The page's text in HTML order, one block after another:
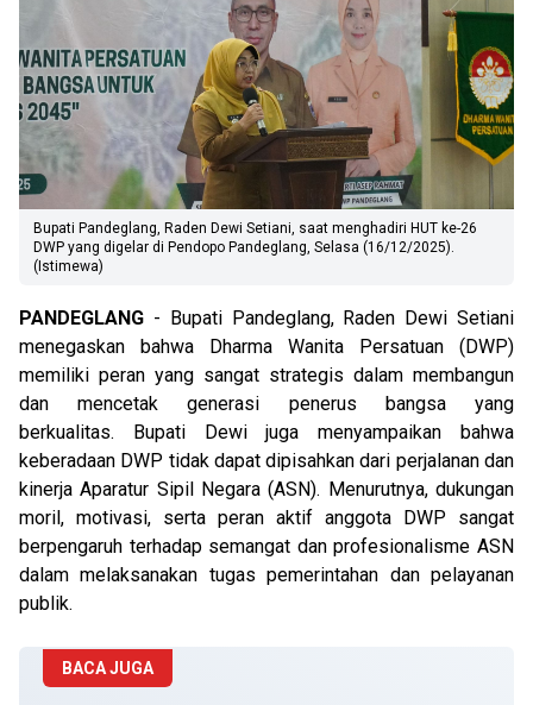
Bupati Pandeglang, Raden Dewi Setiani, saat menghadiri HUT ke-26
DWP yang digelar di Pendopo Pandeglang, Selasa (16/12/2025).
(Istimewa)
PANDEGLANG - Bupati Pandeglang, Raden Dewi Setiani
menegaskan bahwa Dharma Wanita Persatuan (DWP)
memiliki peran yang sangat strategis dalam membangun
dan mencetak generasi penerus bangsa yang
berkualitas. Bupati Dewi juga menyampaikan bahwa
keberadaan DWP tidak dapat dipisahkan dari perjalanan dan
kinerja Aparatur Sipil Negara (ASN). Menurutnya, dukungan
moril, motivasi, serta peran aktif anggota DWP sangat
berpengaruh terhadap semangat dan profesionalisme ASN
dalam melaksanakan tugas pemerintahan dan pelayanan
publik.
BACA JUGA